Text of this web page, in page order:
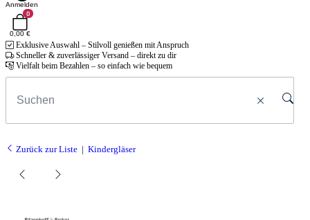
Anmelden
0
0,00 €
Exklusive Auswahl – Stilvoll genießen mit Anspruch
Schneller & zuverlässiger Versand – direkt zu dir
Vielfalt beim Bezahlen – so einfach wie bequem
Zurück zur Liste Kindergläser